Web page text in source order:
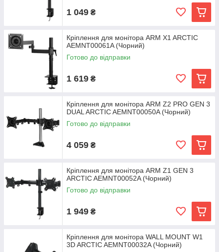
1 049 ₴
Кріплення для монітора ARM X1 ARCTIC
AEMNT00061A (Чорний)
Готово до відправки
1 619 ₴
Кріплення для монітора ARM Z2 PRO GEN 3
DUAL ARCTIC AEMNT00050A (Чорний)
Готово до відправки
4 059 ₴
Кріплення для монітора ARM Z1 GEN 3
ARCTIC AEMNT00052A (Чорний)
Готово до відправки
1 949 ₴
Кріплення для монітора WALL MOUNT W1
3D ARCTIC AEMNT00032A (Чорний)